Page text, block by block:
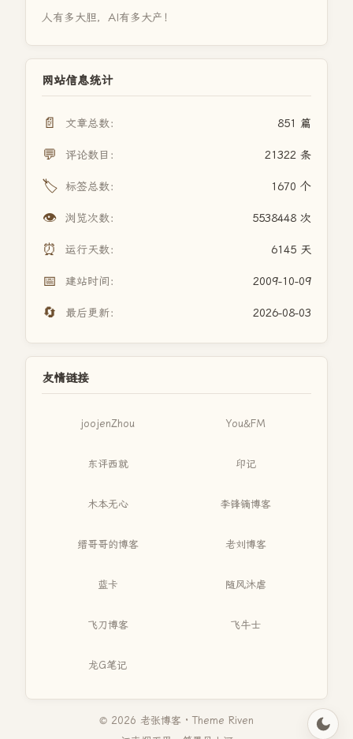
人有多大胆，AI有多大产！
网站信息统计
📄 文章总数： 851 篇
💬 评论数目： 21322 条
🏷️ 标签总数： 1670 个
👁️ 浏览次数： 5538448 次
⏰ 运行天数： 6145 天
📅 建站时间： 2009-10-09
🔄 最后更新： 2026-08-03
友情链接
joojenZhou You&FM
东评西就 印记
木本无心 李锋镝博客
缙哥哥的博客 老刘博客
蓝卡 随风沐虐
飞刀博客 飞牛士
龙G笔记
© 2026 老张博客 · Theme Riven